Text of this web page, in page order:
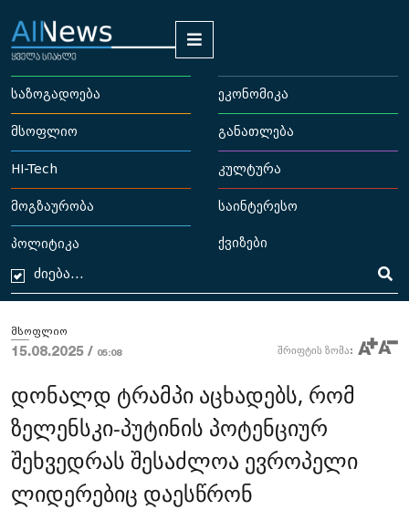
საზოგადოება ეკონომიკა
მსოფლიო განათლება
HI-Tech კულტურა
მოგზაურობა საინტერესო
პოლიტიკა ქვიზები
მსოფლიო
15.08.2025 / 05:08 შრიფტის ზომა:
დონალდ ტრამპი აცხადებს, რომ
ზელენსკი-პუტინის პოტენციურ
შეხვედრას შესაძლოა ევროპელი
ლიდერებიც დაესწრონ